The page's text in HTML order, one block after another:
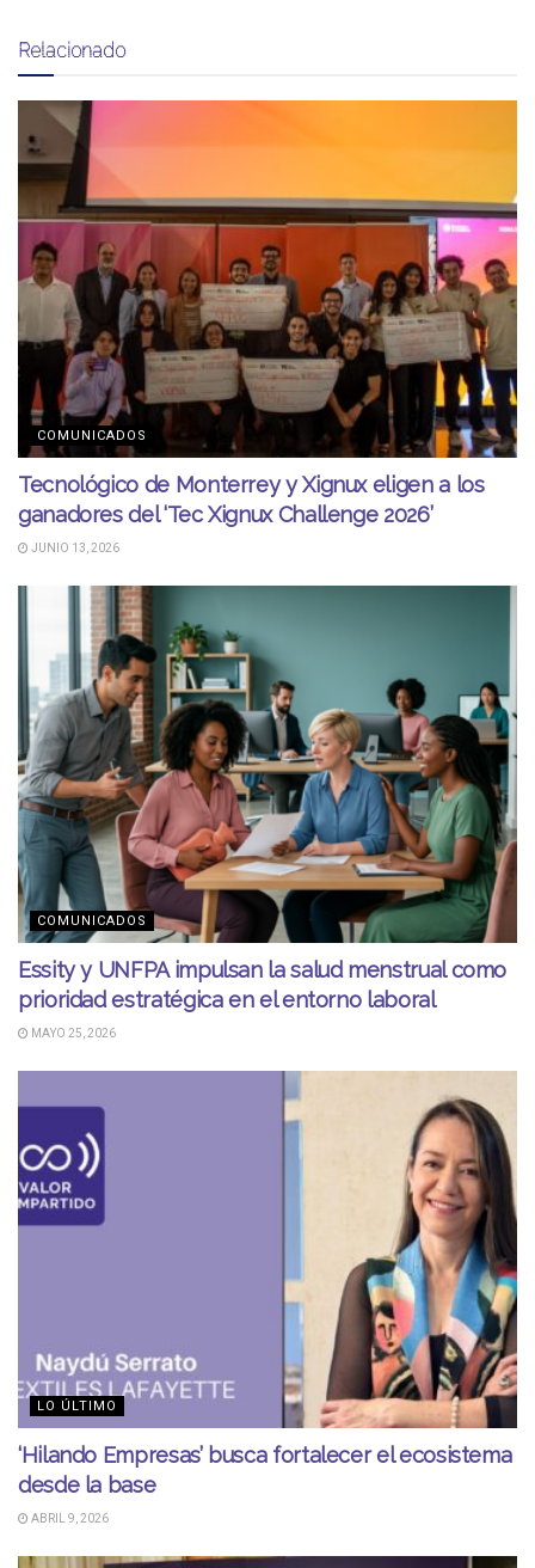
Relacionado
COMUNICADOS
Tecnológico de Monterrey y Xignux eligen a los
ganadores del ‘Tec Xignux Challenge 2026’
JUNIO 13, 2026
COMUNICADOS
Essity y UNFPA impulsan la salud menstrual como
prioridad estratégica en el entorno laboral
MAYO 25, 2026
LO ÚLTIMO
‘Hilando Empresas’ busca fortalecer el ecosistema
desde la base
ABRIL 9, 2026